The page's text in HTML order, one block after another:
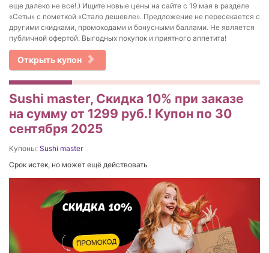
еще далеко не все!.) Ищите новые цены на сайте с 19 мая в разделе
«Сеты» с пометкой «Стало дешевле». Предложение не пересекается с
другими скидками, промокодами и бонусными баллами. Не является
публичной офертой. Выгодных покупок и приятного аппетита!
Открыть купон
Sushi master, Скидка 10% при заказе
на сумму от 1299 руб.! Купон по 30
сентября 2025
Купоны: Sushi master
Срок истек, но может ещё действовать